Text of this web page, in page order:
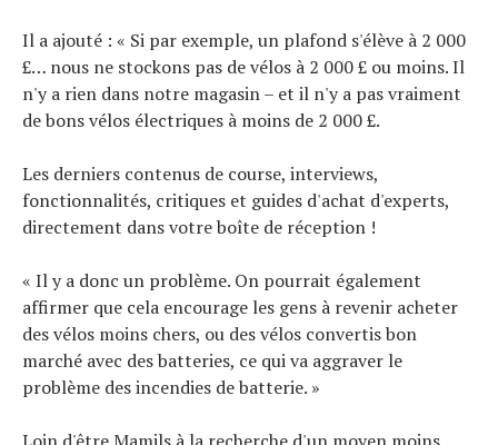
Il a ajouté : « Si par exemple, un plafond s'élève à 2 000
£… nous ne stockons pas de vélos à 2 000 £ ou moins. Il
n'y a rien dans notre magasin – et il n'y a pas vraiment
de bons vélos électriques à moins de 2 000 £.
Les derniers contenus de course, interviews,
fonctionnalités, critiques et guides d'achat d'experts,
directement dans votre boîte de réception !
« Il y a donc un problème. On pourrait également
affirmer que cela encourage les gens à revenir acheter
des vélos moins chers, ou des vélos convertis bon
marché avec des batteries, ce qui va aggraver le
problème des incendies de batterie. »